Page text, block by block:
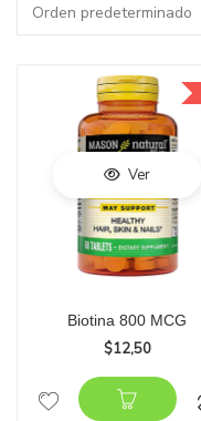
Orden predeterminado
Ver
Biotina 800 MCG
$12,50